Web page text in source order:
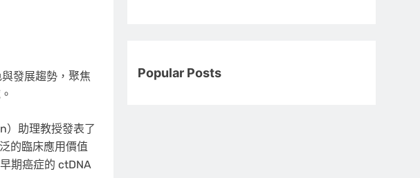
發展趨勢，聚焦
助理教授發表了
的臨床應用價值
期癌症的 ctDNA
Popular Posts